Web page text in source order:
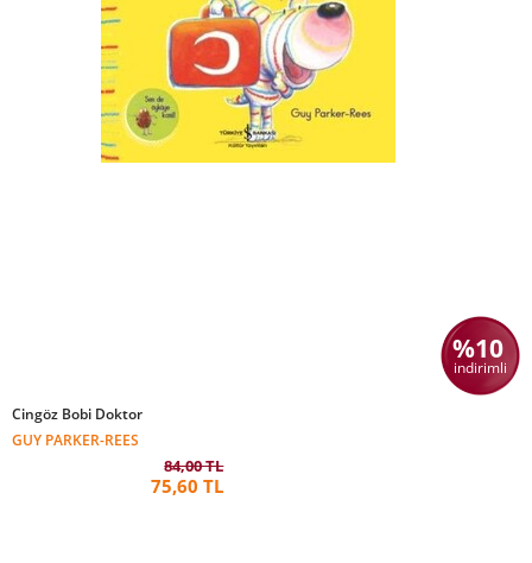
%10
indirimli
Cingöz Bobi Doktor
GUY PARKER-REES
84,00 TL
75,60 TL